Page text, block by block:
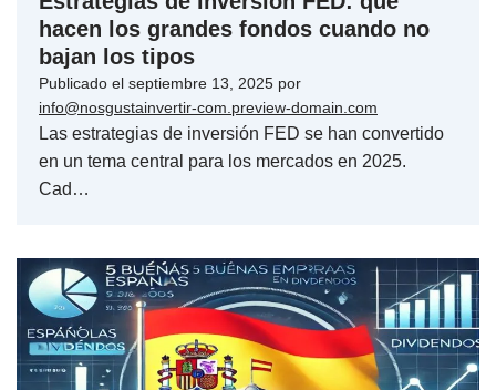
hacen los grandes fondos cuando no
bajan los tipos
Publicado el septiembre 13, 2025 por
info@nosgustainvertir-com.preview-domain.com
Las estrategias de inversión FED se han convertido
en un tema central para los mercados en 2025.
Cad…